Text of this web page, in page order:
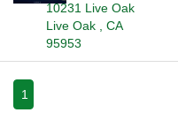
10231 Live Oak
Live Oak , CA
95953
1